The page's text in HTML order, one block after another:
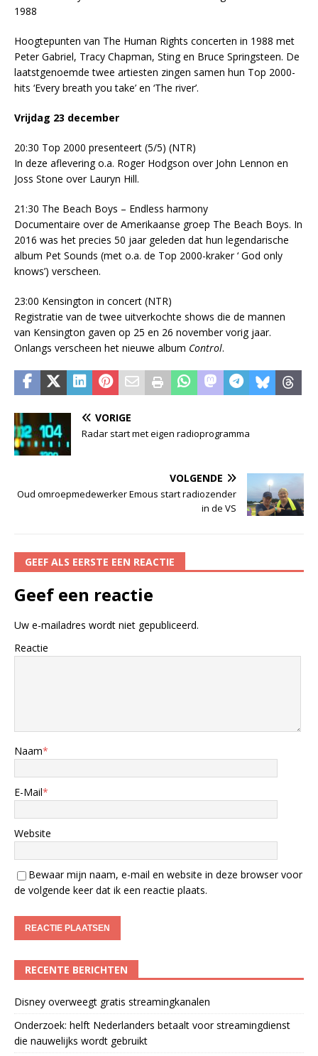
1988
Hoogtepunten van The Human Rights concerten in 1988 met
Peter Gabriel, Tracy Chapman, Sting en Bruce Springsteen. De
laatstgenoemde twee artiesten zingen samen hun Top 2000-
hits ‘Every breath you take’ en ‘The river’.
Vrijdag 23 december
20:30 Top 2000 presenteert (5/5) (NTR)
In deze aflevering o.a. Roger Hodgson over John Lennon en
Joss Stone over Lauryn Hill.
21:30 The Beach Boys – Endless harmony
Documentaire over de Amerikaanse groep The Beach Boys. In
2016 was het precies 50 jaar geleden dat hun legendarische
album Pet Sounds (met o.a. de Top 2000-kraker ‘ God only
knows’) verscheen.
23:00 Kensington in concert (NTR)
Registratie van de twee uitverkochte shows die de mannen
van Kensington gaven op 25 en 26 november vorig jaar.
Onlangs verscheen het nieuwe album Control.
VORIGE
Radar start met eigen radioprogramma
VOLGENDE
Oud omroepmedewerker Emous start radiozender
in de VS
GEEF ALS EERSTE EEN REACTIE
Geef een reactie
Uw e-mailadres wordt niet gepubliceerd.
Reactie
Naam*
E-Mail*
Website
Bewaar mijn naam, e-mail en website in deze browser voor
de volgende keer dat ik een reactie plaats.
RECENTE BERICHTEN
Disney overweegt gratis streamingkanalen
Onderzoek: helft Nederlanders betaalt voor streamingdienst
die nauwelijks wordt gebruikt